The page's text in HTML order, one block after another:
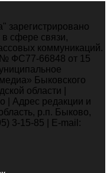
зарегистрировано
сфере связи,
коммуникаций.
№ ФС77-66848 от 15
Быковского
области |
| Адрес редакции и
р.п. Быково,
3-15-85 | E-mail: